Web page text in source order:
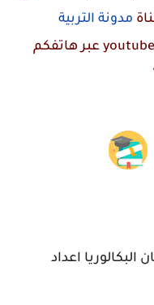
مدونة التربية
youtube عبر هاتفكم
البكالوريا اعداد